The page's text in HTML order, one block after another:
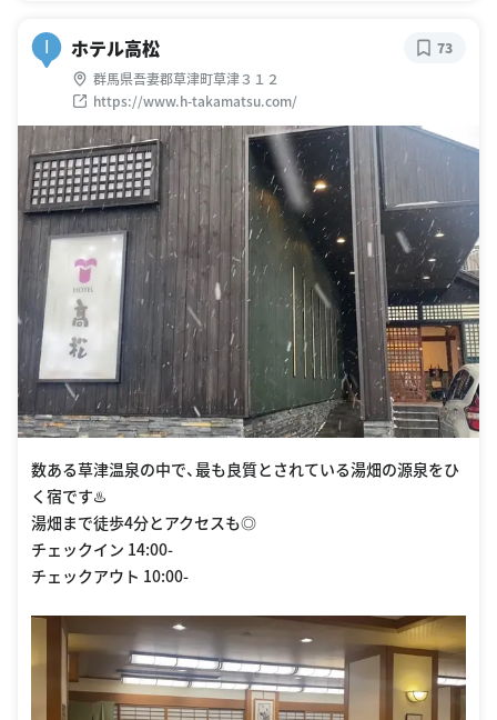
ホテル高松
群馬県吾妻郡草津町草津３１２
https://www.h-takamatsu.com/
73
数ある草津温泉の中で、最も良質とされている湯畑の源泉をひ
く宿です♨️
湯畑まで徒歩4分とアクセスも◎
チェックイン 14:00-
チェックアウト 10:00-